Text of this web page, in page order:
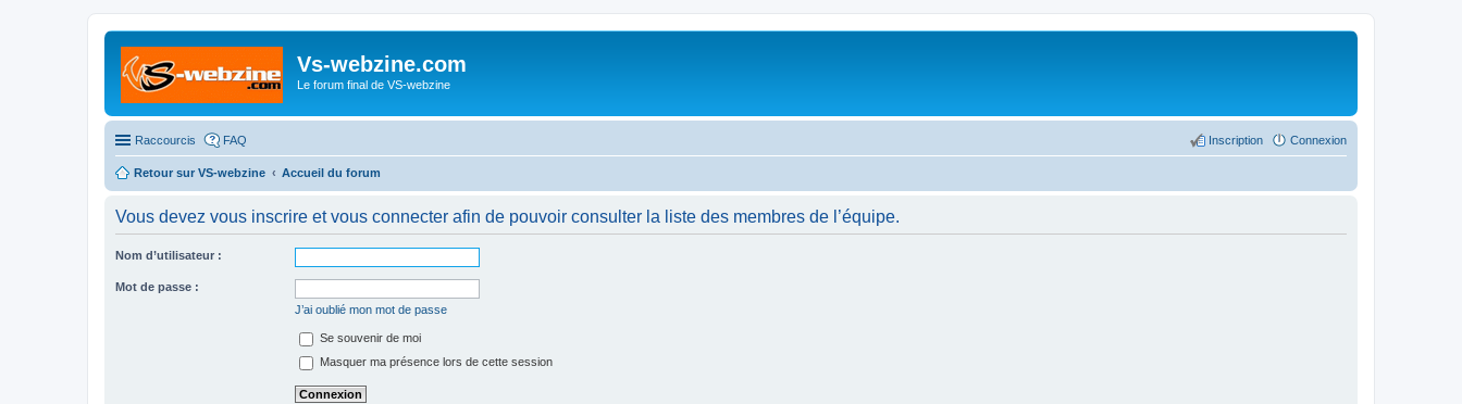
Vs-webzine.com
Le forum final de VS-webzine
Raccourcis FAQ Connexion
Inscription
Retour sur VS-webzine Accueil du forum
Vous devez vous inscrire et vous connecter afin de pouvoir consulter la liste des membres de l’équipe.
Nom d’utilisateur :
Mot de passe :
J’ai oublié mon mot de passe
Se souvenir de moi
Masquer ma présence lors de cette session